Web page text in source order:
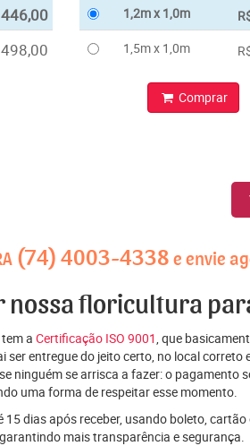
446,00
498,00
1,2m x 1,0m
1,5m x 1,0m
Comprar
(74) 4003-4338 e envie
nossa floricultura
a Certificação ISO 9001, que
ser entregue do jeito certo, no local
ninguém se arrisca a fazer: o
uma forma de respeitar esse momento.
15 dias após receber, usando boleto,
mais transparência e segurança.